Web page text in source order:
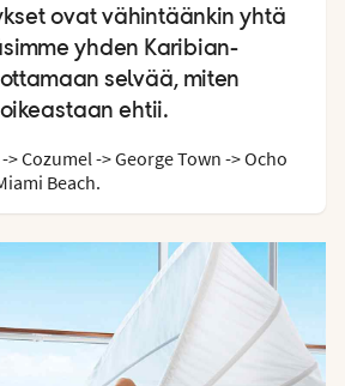
ovat vähintäänkin yhtä
yhden Karibian-
selvää, miten
ehtii.
Cozumel -> George Town -> Ocho
Beach.